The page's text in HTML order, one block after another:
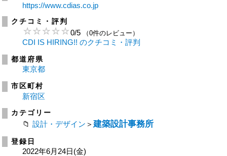
https://www.cdias.co.jp
クチコミ・評判
0/5 （0件のレビュー）
CDI IS HIRING!! のクチコミ・評判
都道府県
東京都
市区町村
新宿区
カテゴリー
設計・デザイン ＞ 建築設計事務所
登録日
2022年6月24日(金)